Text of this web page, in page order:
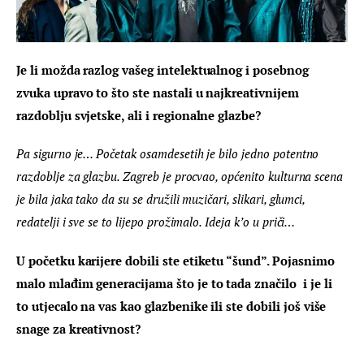
Je li možda razlog vašeg intelektualnog i posebnog
zvuka upravo to što ste nastali u najkreativnijem
razdoblju svjetske, ali i regionalne glazbe?
Pa sigurno je… Početak osamdesetih je bilo jedno potentno
razdoblje za glazbu. Zagreb je procvao, općenito kulturna scena
je bila jaka tako da su se družili muzičari, slikari, glumci,
redatelji i sve se to lijepo prožimalo. Ideja k’o u priči…
U početku karijere dobili ste etiketu “šund”. Pojasnimo
malo mlađim generacijama što je to tada značilo  i je li
to utjecalo na vas kao glazbenike ili ste dobili još više
snage za kreativnost?